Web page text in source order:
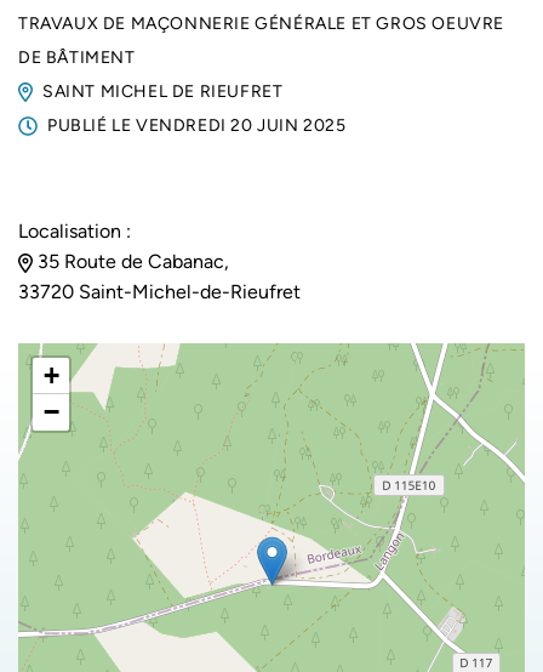
TRAVAUX DE MAÇONNERIE GÉNÉRALE ET GROS OEUVRE
DE BÂTIMENT
SAINT MICHEL DE RIEUFRET
PUBLIÉ LE VENDREDI 20 JUIN 2025
Localisation :
35 Route de Cabanac,
33720 Saint-Michel-de-Rieufret
+
−